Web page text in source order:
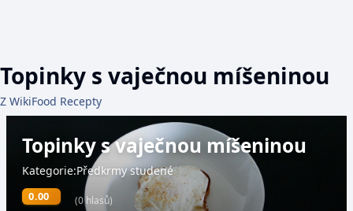
Topinky s vaječnou míšeninou
Z WikiFood Recepty
Topinky s vaječnou míšeninou
Kategorie:Předkrmy studené
0.00 (0 hlasů)